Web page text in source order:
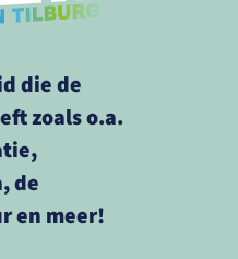
die de
zoals o.a.
de
en meer!